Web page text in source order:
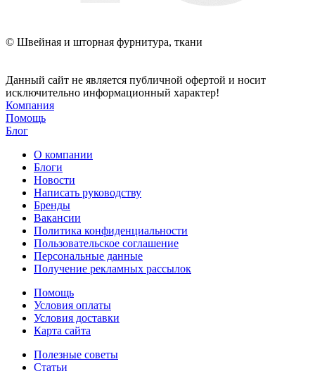
© Швейная и шторная фурнитура, ткани
Данный сайт не является публичной офертой и носит
исключительно информационный характер!
Компания
Помощь
Блог
О компании
Блоги
Новости
Написать руководству
Бренды
Вакансии
Политика конфиденциальности
Пользовательское соглашение
Персональные данные
Получение рекламных рассылок
Помощь
Условия оплаты
Условия доставки
Карта сайта
Полезные советы
Статьи